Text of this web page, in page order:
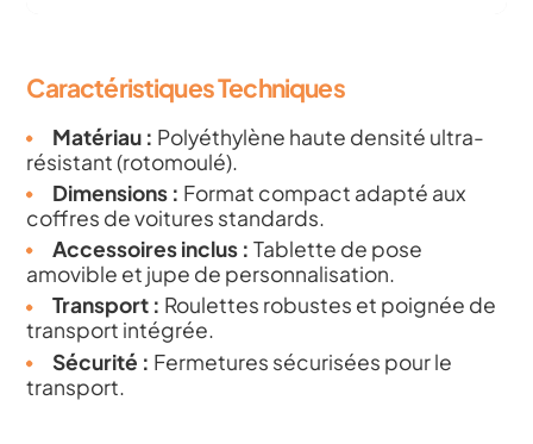
Caractéristiques Techniques
Matériau : Polyéthylène haute densité ultra-
résistant (rotomoulé).
Dimensions : Format compact adapté aux
coffres de voitures standards.
Accessoires inclus : Tablette de pose
amovible et jupe de personnalisation.
Transport : Roulettes robustes et poignée de
transport intégrée.
Sécurité : Fermetures sécurisées pour le
transport.